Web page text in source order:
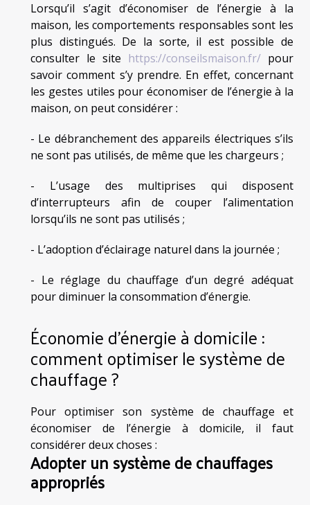
Lorsqu’il s’agit d’économiser de l’énergie à la
maison, les comportements responsables sont les
plus distingués. De la sorte, il est possible de
consulter le site https://conseilsmaison.fr/ pour
savoir comment s’y prendre. En effet, concernant
les gestes utiles pour économiser de l’énergie à la
maison, on peut considérer :
- Le débranchement des appareils électriques s’ils
ne sont pas utilisés, de même que les chargeurs ;
- L’usage des multiprises qui disposent
d’interrupteurs afin de couper l’alimentation
lorsqu’ils ne sont pas utilisés ;
- L’adoption d’éclairage naturel dans la journée ;
- Le réglage du chauffage d’un degré adéquat
pour diminuer la consommation d’énergie.
Économie d’énergie à domicile :
comment optimiser le système de
chauffage ?
Pour optimiser son système de chauffage et
économiser de l’énergie à domicile, il faut
considérer deux choses :
Adopter un système de chauffages
appropriés